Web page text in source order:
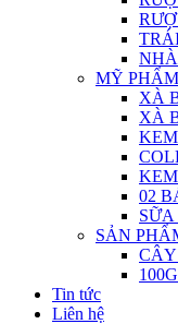
MỸ
XÀ
XÀ
02
SẢN
Tin tức
Liên hệ